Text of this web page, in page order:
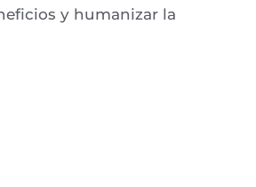
y humanizar la